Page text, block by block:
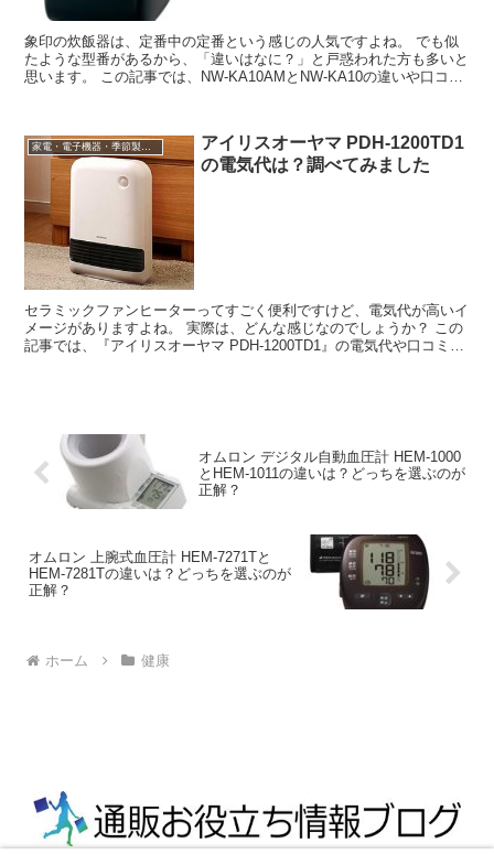
象印の炊飯器は、定番中の定番という感じの人気ですよね。 でも似
たような型番があるから、「違いはなに？」と戸惑われた方も多いと
思います。 この記事では、NW-KA10AMとNW-KA10の違いや口コ
家電・電子機器・季節製品など
アイリスオーヤマ PDH-1200TD1
の電気代は？調べてみました
セラミックファンヒーターってすごく便利ですけど、電気代が高いイ
メージがありますよね。 実際は、どんな感じなのでしょうか？ この
記事では、『アイリスオーヤマ PDH-1200TD1』の電気代や口コミ、
オムロン デジタル自動血圧計 HEM-1000
とHEM-1011の違いは？どっちを選ぶのが
正解？
オムロン 上腕式血圧計 HEM-7271Tと
HEM-7281Tの違いは？どっちを選ぶのが
正解？
ホーム 健康